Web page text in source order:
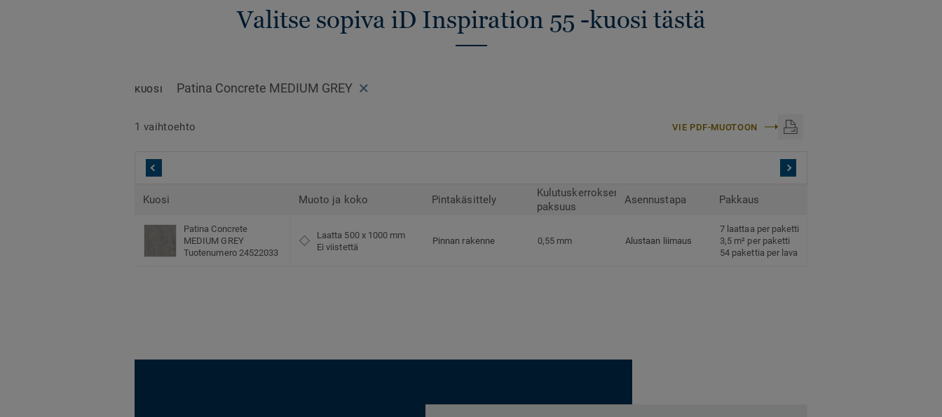
Valitse sopiva iD Inspiration 55 -kuosi tästä
KUOSI Patina Concrete MEDIUM GREY
1 vaihtoehto VIE PDF-MUOTOON
Kuosi Muoto ja koko Pintakäsittely
Kulutuskerroksen
paksuus
Asennustapa Pakkaus
Patina Concrete
MEDIUM GREY
Tuotenumero 24522033
Laatta 500 x 1000 mm
Ei viistettä
Pinnan rakenne 0,55 mm Alustaan liimaus
7 laattaa per paketti
3,5 m² per paketti
54 pakettia per lava